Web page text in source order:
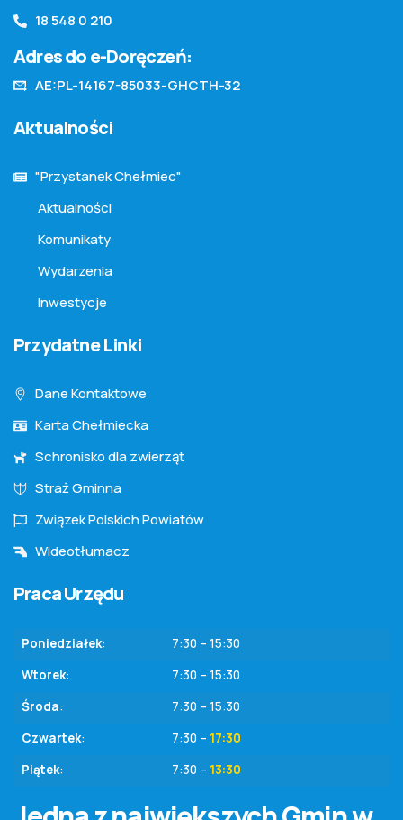
18 548 0 210
Adres do e-Doręczeń:
AE:PL-14167-85033-GHCTH-32
Praca Urzędu
Poniedziałek:
7:30 – 15:30
Wtorek:
7:30 – 15:30
Środa:
7:30 – 15:30
Czwartek: 7:30 – 17:30
Piątek: 7:30 – 13:30
Aktualności
"Przystanek Chełmiec"
Aktualności
Komunikaty
Wydarzenia
Inwestycje
Przydatne Linki
Dane Kontaktowe
Karta Chełmiecka
Schronisko dla zwierząt
Straż Gminna
Związek Polskich Powiatów
Wideotłumacz